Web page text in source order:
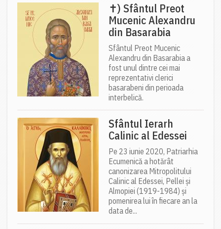
✝) Sfântul Preot
Mucenic Alexandru
din Basarabia
Sfântul Preot Mucenic
Alexandru din Basarabia a
fost unul dintre cei mai
reprezentativi clerici
basarabeni din perioada
interbelică.
Sfântul Ierarh
Calinic al Edessei
Pe 23 iunie 2020, Patriarhia
Ecumenică a hotărât
canonizarea Mitropolitului
Calinic al Edessei, Pellei și
Almopiei (1919-1984) și
pomenirea lui în fiecare an la
data de...